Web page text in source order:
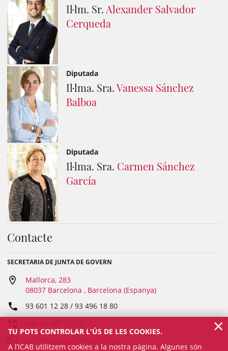
Il·lm. Sr. Alexander Salvador
Cerqueda
Diputada
Il·lma. Sra.Vanessa Sánchez
Balboa
Diputada
Il·lma. Sra. Carmen Sánchez
García
Contacte
SECRETARIA DE JUNTA DE GOVERN
Mallorca, 283
08037 Barcelona , Barcelona (Espanya)
93 601 12 28 / 93 496 18 80
TU POTS CONTROLAR L'ÚS DE LES COOKIES.
A l’ICAB utilitzem cookies a la nostra pàgina. Algunes són
×